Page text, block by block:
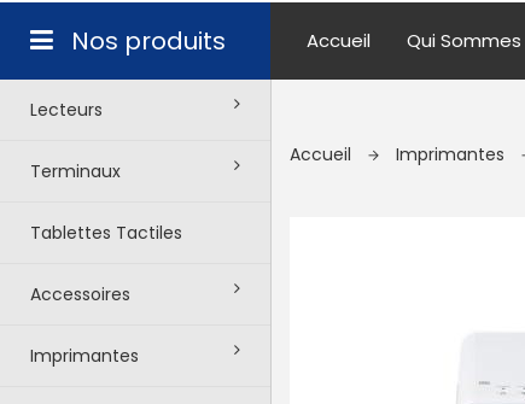
Nos produits
Lecteurs
Terminaux
Tablettes Tactiles
Accessoires
Imprimantes
Accueil Qui Sommes
Accueil Imprimantes